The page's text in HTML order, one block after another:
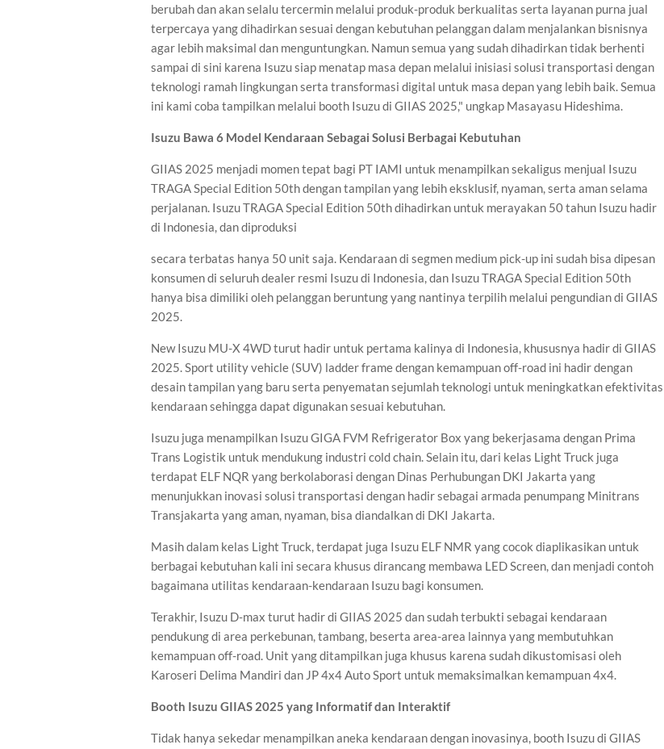
berubah dan akan selalu tercermin melalui produk-produk berkualitas serta layanan purna jual
terpercaya yang dihadirkan sesuai dengan kebutuhan pelanggan dalam menjalankan bisnisnya
agar lebih maksimal dan menguntungkan. Namun semua yang sudah dihadirkan tidak berhenti
sampai di sini karena Isuzu siap menatap masa depan melalui inisiasi solusi transportasi dengan
teknologi ramah lingkungan serta transformasi digital untuk masa depan yang lebih baik. Semua
ini kami coba tampilkan melalui booth Isuzu di GIIAS 2025," ungkap Masayasu Hideshima.
Isuzu Bawa 6 Model Kendaraan Sebagai Solusi Berbagai Kebutuhan
GIIAS 2025 menjadi momen tepat bagi PT IAMI untuk menampilkan sekaligus menjual Isuzu
TRAGA Special Edition 50th dengan tampilan yang lebih eksklusif, nyaman, serta aman selama
perjalanan. Isuzu TRAGA Special Edition 50th dihadirkan untuk merayakan 50 tahun Isuzu hadir
di Indonesia, dan diproduksi
secara terbatas hanya 50 unit saja. Kendaraan di segmen medium pick-up ini sudah bisa dipesan
konsumen di seluruh dealer resmi Isuzu di Indonesia, dan Isuzu TRAGA Special Edition 50th
hanya bisa dimiliki oleh pelanggan beruntung yang nantinya terpilih melalui pengundian di GIIAS
2025.
New Isuzu MU-X 4WD turut hadir untuk pertama kalinya di Indonesia, khususnya hadir di GIIAS
2025. Sport utility vehicle (SUV) ladder frame dengan kemampuan off-road ini hadir dengan
desain tampilan yang baru serta penyematan sejumlah teknologi untuk meningkatkan efektivitas
kendaraan sehingga dapat digunakan sesuai kebutuhan.
Isuzu juga menampilkan Isuzu GIGA FVM Refrigerator Box yang bekerjasama dengan Prima
Trans Logistik untuk mendukung industri cold chain. Selain itu, dari kelas Light Truck juga
terdapat ELF NQR yang berkolaborasi dengan Dinas Perhubungan DKI Jakarta yang
menunjukkan inovasi solusi transportasi dengan hadir sebagai armada penumpang Minitrans
Transjakarta yang aman, nyaman, bisa diandalkan di DKI Jakarta.
Masih dalam kelas Light Truck, terdapat juga Isuzu ELF NMR yang cocok diaplikasikan untuk
berbagai kebutuhan kali ini secara khusus dirancang membawa LED Screen, dan menjadi contoh
bagaimana utilitas kendaraan-kendaraan Isuzu bagi konsumen.
Terakhir, Isuzu D-max turut hadir di GIIAS 2025 dan sudah terbukti sebagai kendaraan
pendukung di area perkebunan, tambang, beserta area-area lainnya yang membutuhkan
kemampuan off-road. Unit yang ditampilkan juga khusus karena sudah dikustomisasi oleh
Karoseri Delima Mandiri dan JP 4x4 Auto Sport untuk memaksimalkan kemampuan 4x4.
Booth Isuzu GIIAS 2025 yang Informatif dan Interaktif
Tidak hanya sekedar menampilkan aneka kendaraan dengan inovasinya, booth Isuzu di GIIAS